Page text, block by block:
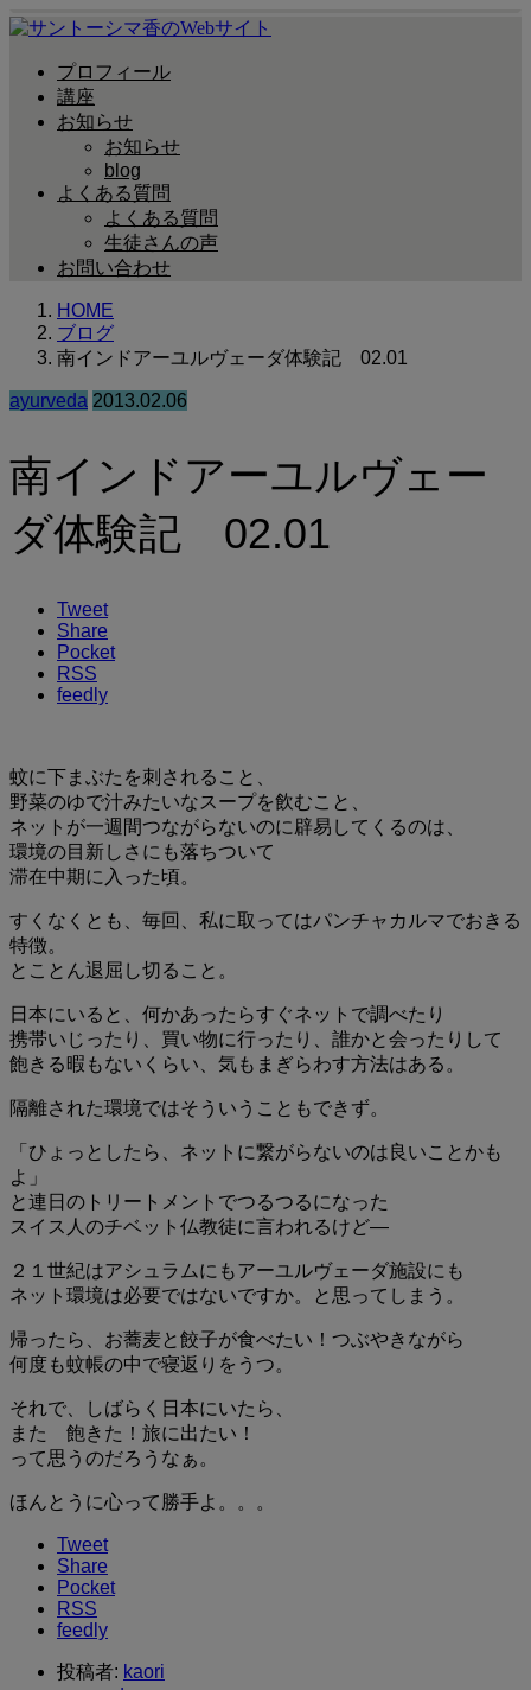
プロフィール
講座
お知らせ
お知らせ
blog
よくある質問
よくある質問
生徒さんの声
お問い合わせ
HOME
ブログ
南インドアーユルヴェーダ体験記 02.01
ayurveda 2013.02.06
南インドアーユルヴェー
ダ体験記 02.01
Tweet
Share
Pocket
RSS
feedly
蚊に下まぶたを刺されること、
野菜のゆで汁みたいなスープを飲むこと、
ネットが一週間つながらないのに辟易してくるのは、
環境の目新しさにも落ちついて
滞在中期に入った頃。
すくなくとも、毎回、私に取ってはパンチャカルマでおきる
特徴。
とことん退屈し切ること。
日本にいると、何かあったらすぐネットで調べたり
携帯いじったり、買い物に行ったり、誰かと会ったりして
飽きる暇もないくらい、気もまぎらわす方法はある。
隔離された環境ではそういうこともできず。
「ひょっとしたら、ネットに繋がらないのは良いことかも
よ」
と連日のトリートメントでつるつるになった
スイス人のチベット仏教徒に言われるけど―
２１世紀はアシュラムにもアーユルヴェーダ施設にも
ネット環境は必要ではないですか。と思ってしまう。
帰ったら、お蕎麦と餃子が食べたい！つぶやきながら
何度も蚊帳の中で寝返りをうつ。
それで、しばらく日本にいたら、
また 飽きた！旅に出たい！
って思うのだろうなぁ。
ほんとうに心って勝手よ。。。
Tweet
Share
Pocket
RSS
feedly
投稿者: kaori